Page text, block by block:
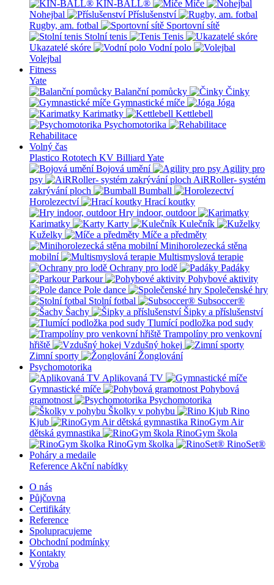
KIN-BALL®
Míče
Nohejbal
Příslušenství
Rugby, am. fotbal
Sportovní sítě
Stolní tenis
Tenis
Ukazatelé skóre
Vodní polo
Volejbal
Fitness
Yate
Balanční pomůcky
Činky
Gymnastické míče
Jóga
Karimatky
Kettlebell
Psychomotorika
Rehabilitace
Volný čas
Plastico Rototech KV Billiard Yate
Bojová umění
Agility pro
psy
AiRRoller- systém
zakrývání ploch
Bumball
Horolezectví
Hrací koutky
Hry indoor, outdoor
Karimatky
Karty
Kulečník
Kuželky
Míče a předměty
Minihorolezecká stěna
mobilní
Multismyslová terapie
Ochrany pro lodě
Padáky
Parkour
Pohybové aktivity
Pole dance
Společenské hry
Stolní fotbal
Subsoccer®
Šachy
Šipky a příslušenství
Tlumící podložka pod sudy
Trampolíny pro venkovní
hřiště
Vzdušný hokej
Zimní sporty
Žonglování
Psychomotorika
Aplikovaná TV
Gymnastické míče
Pohybová
gramotnost
Psychomotorika
Školky v pohybu
Rino
Kjub
RinoGym Air
dětská gymnastika
RinoGym škola
RinoGym školka
RinoSet®
Poháry a medaile
Reference Akční nabídky
O nás
Půjčovna
Certifikáty
Reference
Spolupracujeme
Obchodní podmínky
Kontakty
Výroba